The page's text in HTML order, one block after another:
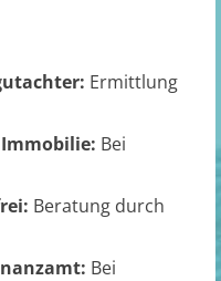
Ermittlung
Bei
Beratung durch
Bei